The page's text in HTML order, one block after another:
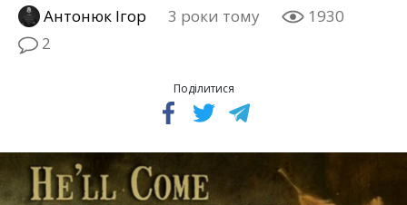
Антонюк Ігор 3 роки тому
1930
2
Поділитися